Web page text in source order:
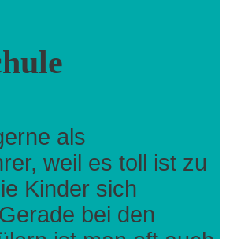
als
weil es toll ist zu
Kinder sich
bei den